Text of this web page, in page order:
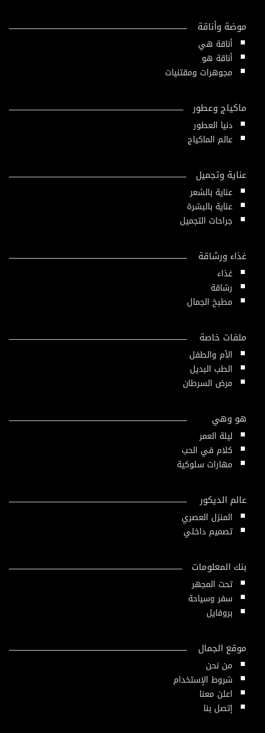
موضة وأناقة
أناقة هي
أناقة هو
مجوهرات ومقتنيات
ماكياج وعطور
دنيا العطور
عالم الماكياج
عناية وتجميل
عناية بالشعر
عناية بالبشرة
جراحات التجميل
غذاء ورشاقة
غذاء
رشاقة
مطبخ الجمال
ملفات خاصة
الأم والطفل
الطب البديل
مرض السرطان
هو وهي
ليلة العمر
كلام في الحب
مهارات سلوكية
عالم الديكور
المنزل العصري
تصميم داخلي
بنك المعلومات
تحت المجهر
سفر وسياحة
بروفايل
موقع الجمال
من نحن
شروط الإستخدام
اعلن معنا
إتصل بنا